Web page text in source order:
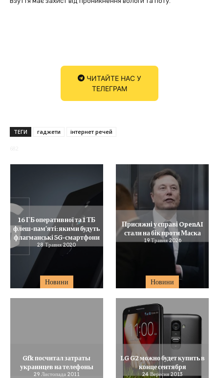
ЧИТАЙТЕ НАС У
ТЕЛЕГРАМ
ТЕГИ гаджети інтернет речей
Новини
16 ГБ оперативної та 1 ТБ
флеш-пам’яті: якими будуть
флагманські 5G-смартфони
28 Травня 2020
Новини
Присяжні у справі OpenAI
стали на бік проти Маска
19 Травня 2026
Gfk посчитал затраты
украинцев на телефоны
29 Листопада 2011
LG G2 можно будет купить в
конце сентября
24 Вересня 2013